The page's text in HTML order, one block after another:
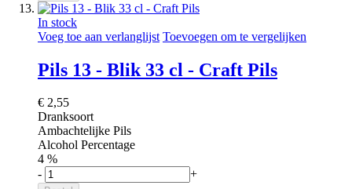
In stock
Voeg toe aan verlanglijst Toevoegen om te vergelijken
Pils 13 - Blik 33 cl - Craft Pils
€ 2,55
Dranksoort
Ambachtelijke Pils
Alcohol Percentage
4 %
-
+